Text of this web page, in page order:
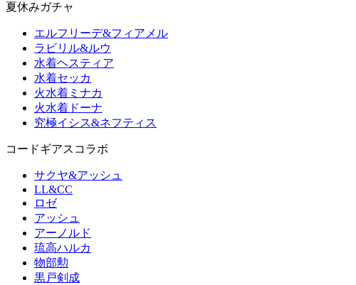
夏休みガチャ
エルフリーデ&フィアメル
ラビリル&ルウ
水着ヘスティア
水着セッカ
火水着ミナカ
火水着ドーナ
究極イシス&ネフティス
コードギアスコラボ
サクヤ&アッシュ
LL&CC
ロゼ
アッシュ
アーノルド
琉高ハルカ
物部勲
黒戸剣成